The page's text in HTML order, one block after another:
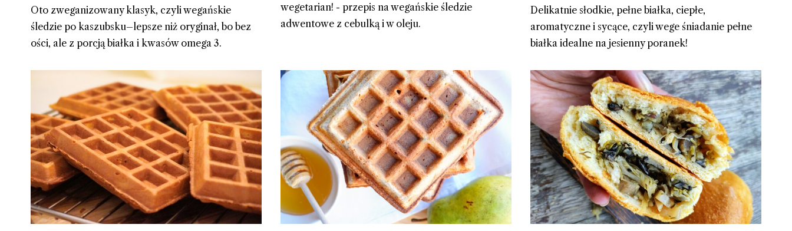
Oto zweganizowany klasyk, czyli wegańskie
śledzie po kaszubsku–lepsze niż oryginał, bo bez
ości, ale z porcją białka i kwasów omega 3.
wegetarian! - przepis na wegańskie śledzie
adwentowe z cebulką i w oleju.
Delikatnie słodkie, pełne białka, ciepłe,
aromatyczne i sycące, czyli wege śniadanie pełne
białka idealne na jesienny poranek!